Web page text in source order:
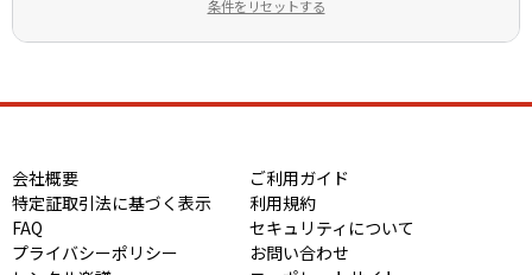
条件をリセットする
会社概要
ご利用ガイド
特定証取引法に基づく表示
利用規約
FAQ
セキュリティについて
プライバシーポリシー
お問い合わせ